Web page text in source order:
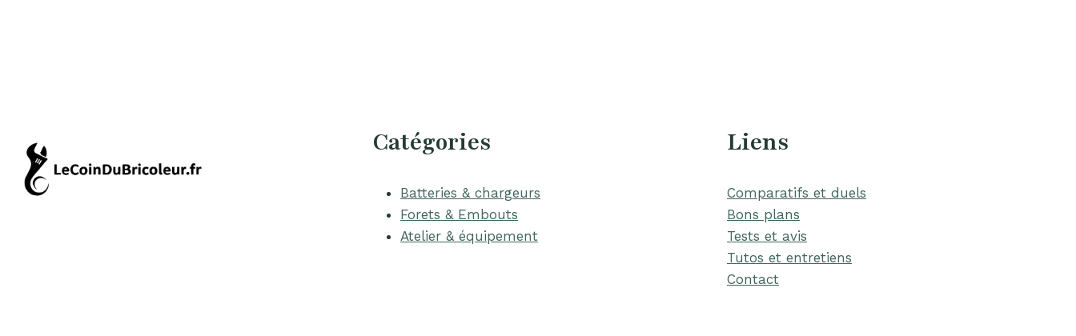
Catégories
Batteries & chargeurs
Forets & Embouts
Atelier & équipement
Liens
Comparatifs et duels
Bons plans
Tests et avis
Tutos et entretiens
Contact